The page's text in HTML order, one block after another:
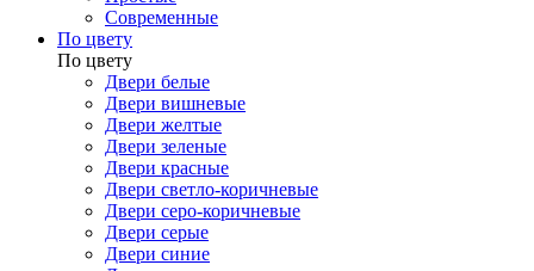
Современные
По цвету
По цвету
Двери белые
Двери вишневые
Двери желтые
Двери зеленые
Двери красные
Двери светло-коричневые
Двери серо-коричневые
Двери серые
Двери синие